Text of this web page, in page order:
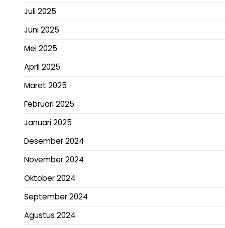
Juli 2025
Juni 2025
Mei 2025
April 2025
Maret 2025
Februari 2025
Januari 2025
Desember 2024
November 2024
Oktober 2024
September 2024
Agustus 2024